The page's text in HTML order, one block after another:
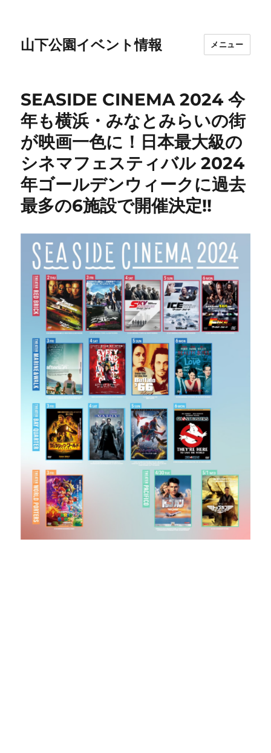
山下公園イベント情報 メニュー
SEASIDE CINEMA 2024 今
年も横浜・みなとみらいの街
が映画一色に！日本最大級の
シネマフェスティバル 2024
年ゴールデンウィークに過去
最多の6施設で開催決定!!